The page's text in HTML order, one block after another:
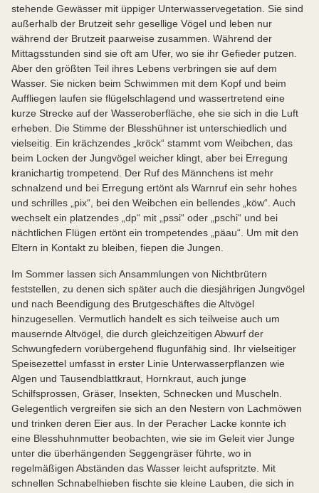
stehende Gewässer mit üppiger Unterwasservegetation. Sie sind
außerhalb der Brutzeit sehr gesellige Vögel und leben nur
während der Brutzeit paarweise zusammen. Während der
Mittagsstunden sind sie oft am Ufer, wo sie ihr Gefieder putzen.
Aber den größten Teil ihres Lebens verbringen sie auf dem
Wasser. Sie nicken beim Schwimmen mit dem Kopf und beim
Auffliegen laufen sie flügelschlagend und wassertretend eine
kurze Strecke auf der Wasseroberfläche, ehe sie sich in die Luft
erheben. Die Stimme der Blesshühner ist unterschiedlich und
vielseitig. Ein krächzendes „kröck“ stammt vom Weibchen, das
beim Locken der Jungvögel weicher klingt, aber bei Erregung
kranichartig trompetend. Der Ruf des Männchens ist mehr
schnalzend und bei Erregung ertönt als Warnruf ein sehr hohes
und schrilles „pix“, bei den Weibchen ein bellendes „köw“. Auch
wechselt ein platzendes „dp“ mit „pssi“ oder „pschi“ und bei
nächtlichen Flügen ertönt ein trompetendes „päau“. Um mit den
Eltern in Kontakt zu bleiben, fiepen die Jungen.
Im Sommer lassen sich Ansammlungen von Nichtbrütern
feststellen, zu denen sich später auch die diesjährigen Jungvögel
und nach Beendigung des Brutgeschäftes die Altvögel
hinzugesellen. Vermutlich handelt es sich teilweise auch um
mausernde Altvögel, die durch gleichzeitigen Abwurf der
Schwungfedern vorübergehend flugunfähig sind. Ihr vielseitiger
Speisezettel umfasst in erster Linie Unterwasserpflanzen wie
Algen und Tausendblattkraut, Hornkraut, auch junge
Schilfsprossen, Gräser, Insekten, Schnecken und Muscheln.
Gelegentlich vergreifen sie sich an den Nestern von Lachmöwen
und trinken deren Eier aus. In der Peracher Lacke konnte ich
eine Blesshuhnmutter beobachten, wie sie im Geleit vier Junge
unter die überhängenden Seggengräser führte, wo in
regelmäßigen Abständen das Wasser leicht aufspritzte. Mit
schnellen Schnabelhieben fischte sie kleine Lauben, die sich in